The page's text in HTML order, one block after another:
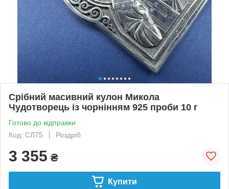
Срібний масивний кулон Микола
Чудотворець із чорнінням 925 проби 10 г
Готово до відправки
Код: СЛ75
Роздріб
3 355 ₴
Купити